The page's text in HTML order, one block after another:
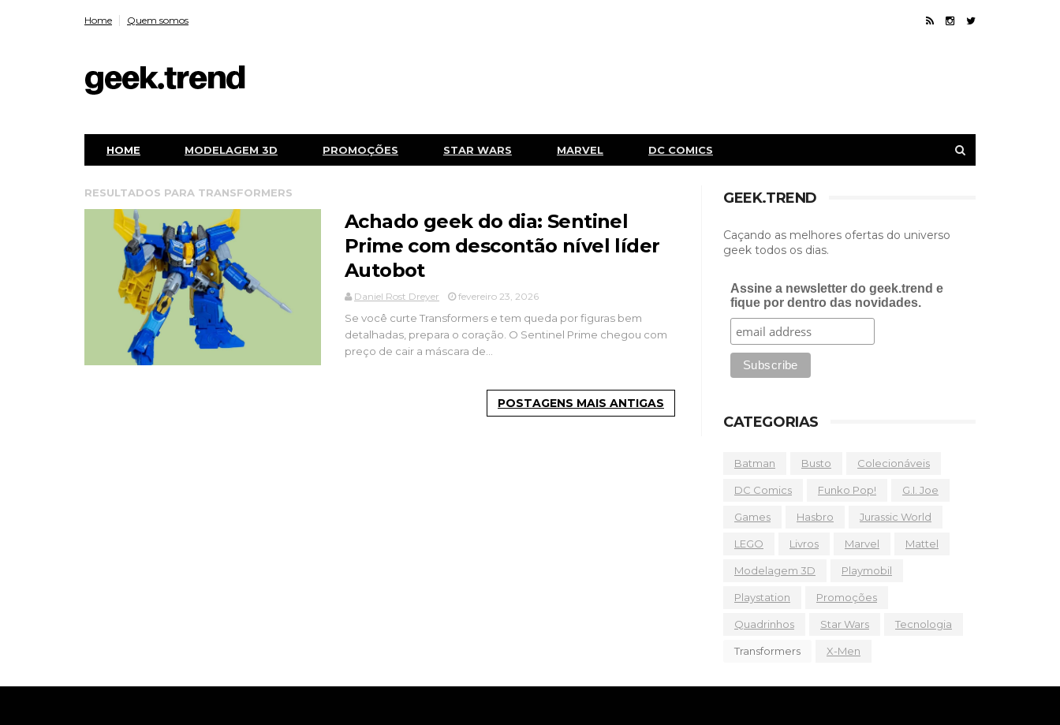
Home Quem somos
HOME MODELAGEM 3D PROMOÇÕES STAR WARS MARVEL DC COMICS
RESULTADOS PARA TRANSFORMERS
Achado geek do dia: Sentinel
Prime com descontão nível líder
Autobot
Daniel Rost Dreyer fevereiro 23, 2026
Se você curte Transformers e tem queda por figuras bem
detalhadas, prepara o coração. O Sentinel Prime chegou com
preço de cair a máscara de...
POSTAGENS MAIS ANTIGAS
GEEK.TREND
Caçando as melhores ofertas do universo
geek todos os dias.
Assine a newsletter do geek.trend e
fique por dentro das novidades.
CATEGORIAS
Batman Busto Colecionáveis
DC Comics Funko Pop! G.I. Joe
Games Hasbro Jurassic World
LEGO Livros Marvel Mattel
Modelagem 3D Playmobil
Playstation Promoções
Quadrinhos Star Wars Tecnologia
Transformers X-Men